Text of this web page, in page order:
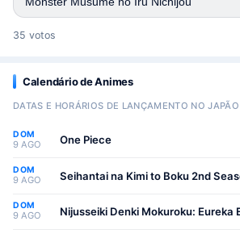
35 votos
Calendário de Animes
DATAS E HORÁRIOS DE LANÇAMENTO NO JAPÃO
DOM
9 AGO One Piece
DOM
9 AGO Seihantai na Kimi to Boku 2nd
DOM
9 AGO Nijusseiki Denki Mokuroku: Eureka